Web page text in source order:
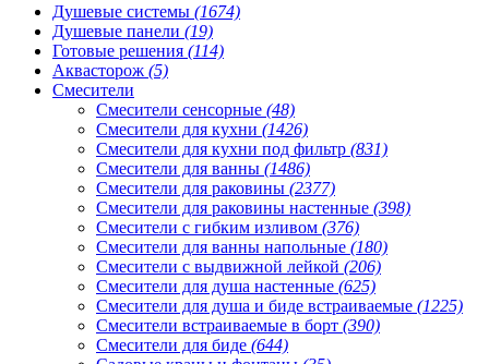
Душевые системы (1674)
Душевые панели (19)
Готовые решения (114)
Аквасторож (5)
Смесители
Смесители сенсорные (48)
Смесители для кухни (1426)
Смесители для кухни под фильтр (831)
Смесители для ванны (1486)
Смесители для раковины (2377)
Смесители для раковины настенные (398)
Смесители с гибким изливом (376)
Смесители для ванны напольные (180)
Смесители с выдвижной лейкой (206)
Смесители для душа настенные (625)
Смесители для душа и биде встраиваемые (1225)
Смесители встраиваемые в борт (390)
Смесители для биде (644)